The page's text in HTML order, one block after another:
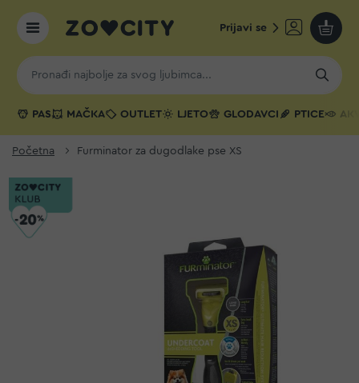
Prijavi se
Moja
PAS MAČKA OUTLET LJETO GLODAVCI PTICE
Početna Furminator za dugodlake pse XS